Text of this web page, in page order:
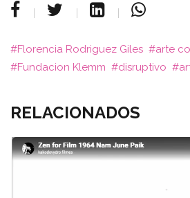
Florencia Rodriguez Giles
arte
Fundacion Klemm
disruptivo
RELACIONADOS